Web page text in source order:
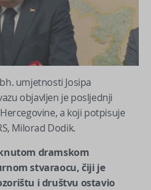
umjetnosti Josipa
objavljen je posljednji
a koji potpisuje
Milorad Dodik.
dramskom
stvaraocu, čiji je
i društvu ostavio